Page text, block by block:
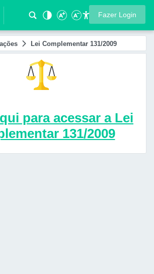
Fazer Login
Lei Complementar 131/2009
para acessar a Lei
131/2009